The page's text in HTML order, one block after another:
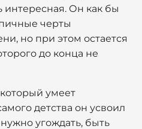
интересная. Он как бы
черты
но при этом остается
до конца не
умеет
детства он усвоил
угождать, быть